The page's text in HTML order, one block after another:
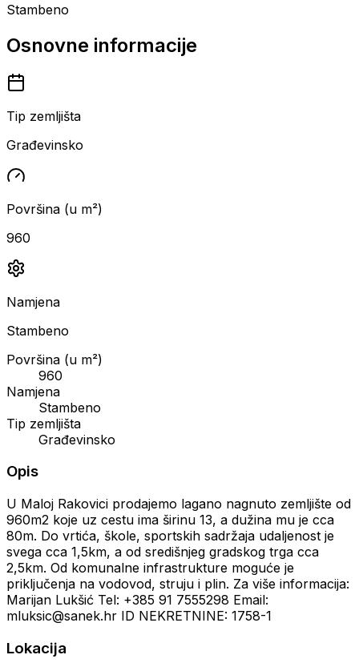
Stambeno
Osnovne informacije
Tip zemljišta
Građevinsko
Površina (u m²)
960
Namjena
Stambeno
Površina (u m²)
960
Namjena
Stambeno
Tip zemljišta
Građevinsko
Opis
U Maloj Rakovici prodajemo lagano nagnuto zemljište od
960m2 koje uz cestu ima širinu 13, a dužina mu je cca
80m. Do vrtića, škole, sportskih sadržaja udaljenost je
svega cca 1,5km, a od središnjeg gradskog trga cca
2,5km. Od komunalne infrastrukture moguće je
priključenja na vodovod, struju i plin. Za više informacija:
Marijan Lukšić Tel: +385 91 7555298 Email:
mluksic@sanek.hr ID NEKRETNINE: 1758-1
Lokacija